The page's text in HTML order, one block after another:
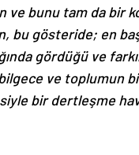
ve bunu tam da bir
bu gösteride; en
gördüğü ve
ve toplumun
bir dertleşme